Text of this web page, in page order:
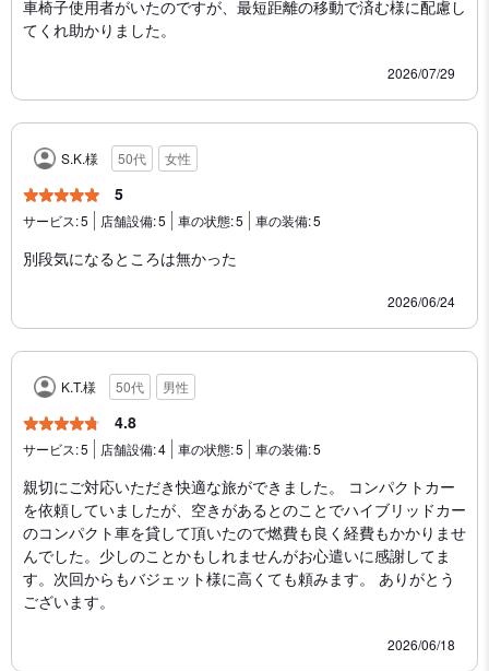
車椅子使用者がいたのですが、最短距離の移動で済む様に配慮し
てくれ助かりました。
2026/07/29
S.K.様 50代 女性
5
サービス:5 店舗設備:5 車の状態:5 車の装備:5
別段気になるところは無かった
2026/06/24
K.T.様 50代 男性
4.8
サービス:5 店舗設備:4 車の状態:5 車の装備:5
親切にご対応いただき快適な旅ができました。 コンパクトカー
を依頼していましたが、空きがあるとのことでハイブリッドカー
のコンパクト車を貸して頂いたので燃費も良く経費もかかりませ
んでした。少しのことかもしれませんがお心遣いに感謝してま
す。次回からもバジェット様に高くても頼みます。 ありがとう
ございます。
2026/06/18